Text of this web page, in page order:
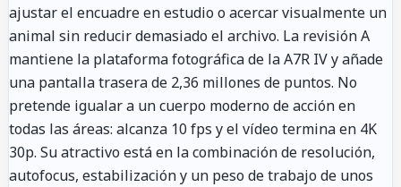
ajustar el encuadre en estudio o acercar visualmente un
animal sin reducir demasiado el archivo. La revisión A
mantiene la plataforma fotográfica de la A7R IV y añade
una pantalla trasera de 2,36 millones de puntos. No
pretende igualar a un cuerpo moderno de acción en
todas las áreas: alcanza 10 fps y el vídeo termina en 4K
30p. Su atractivo está en la combinación de resolución,
autofocus, estabilización y un peso de trabajo de unos